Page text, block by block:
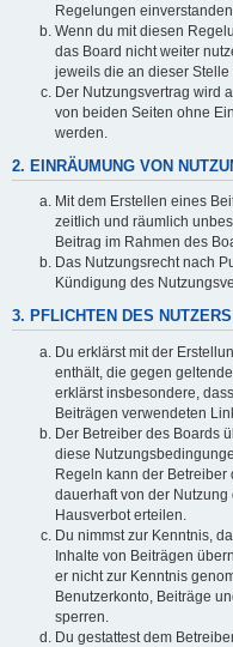
Regelungen
Wenn du mit diesen
das Board nicht weiter
jeweils die an dieser
Der Nutzungsvertrag wird
von beiden Seiten ohne
werden.
2. EINRÄUMUNG VON
Mit dem Erstellen eines
zeitlich und räumlich
Beitrag im Rahmen des
Das Nutzungsrecht nach
Kündigung des
3. PFLICHTEN DES NUTZERS
Du erklärst mit der
enthält, die gegen
erklärst insbesondere,
Beiträgen verwendeten
Der Betreiber des Boards
diese
Regeln kann der
dauerhaft von der
Hausverbot erteilen.
Du nimmst zur Kenntnis,
Inhalte von Beiträgen
er nicht zur Kenntnis
Benutzerkonto, Beiträge
sperren.
Du gestattest dem